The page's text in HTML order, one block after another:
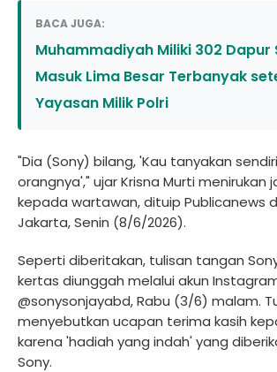
BACA JUGA:
Muhammadiyah Miliki 302 Dapur
Masuk Lima Besar Terbanyak
Yayasan Milik Polri
"Dia (Sony) bilang, 'Kau tanyakan
orangnya'," ujar Krisna Murti menirukan
kepada wartawan, dituip Publicanews
Jakarta, Senin (8/6/2026).
Seperti diberitakan, tulisan tangan
kertas diunggah melalui akun
@sonysonjayabd, Rabu (3/6) malam.
menyebutkan ucapan terima kasih
karena 'hadiah yang indah' yang
Sony.